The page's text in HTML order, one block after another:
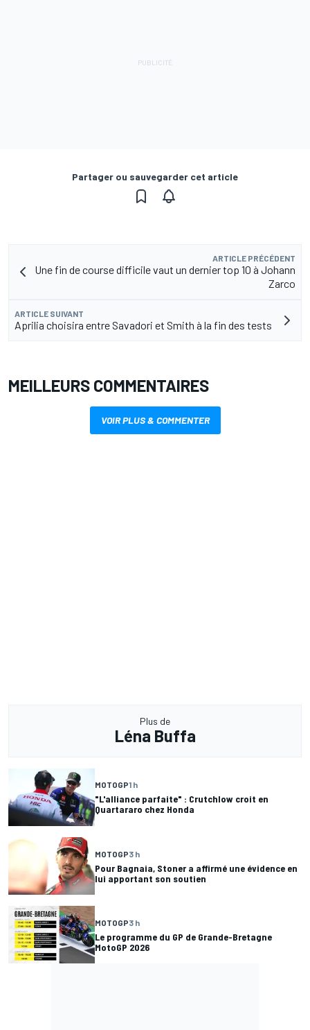
Partager ou sauvegarder cet article
ARTICLE PRÉCÉDENT
Une fin de course difficile vaut un dernier top 10 à Johann
Zarco
ARTICLE SUIVANT
Aprilia choisira entre Savadori et Smith à la fin des tests
MEILLEURS COMMENTAIRES
VOIR PLUS & COMMENTER
Plus de
Léna Buffa
MOTOGP1 h
"L'alliance parfaite" : Crutchlow croit en
Quartararo chez Honda
MOTOGP3 h
Pour Bagnaia, Stoner a affirmé une évidence en
lui apportant son soutien
MOTOGP3 h
Le programme du GP de Grande-Bretagne
MotoGP 2026